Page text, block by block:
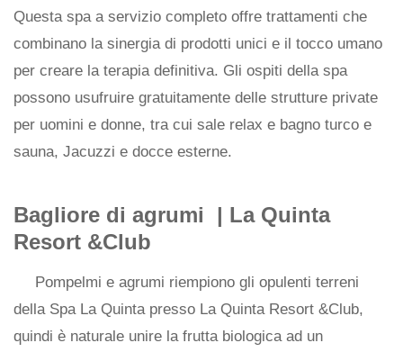
Questa spa a servizio completo offre trattamenti che
combinano la sinergia di prodotti unici e il tocco umano
per creare la terapia definitiva. Gli ospiti della spa
possono usufruire gratuitamente delle strutture private
per uomini e donne, tra cui sale relax e bagno turco e
sauna, Jacuzzi e docce esterne.
Bagliore di agrumi | La Quinta
Resort &Club
Pompelmi e agrumi riempiono gli opulenti terreni
della Spa La Quinta presso La Quinta Resort &Club,
quindi è naturale unire la frutta biologica ad un